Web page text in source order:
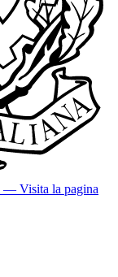
— Visita la pagina